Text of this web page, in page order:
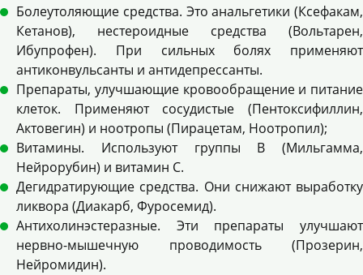
Болеутоляющие средства. Это анальгетики (Ксефакам,
Кетанов), нестероидные средства (Вольтарен,
Ибупрофен). При сильных болях применяют
антиконвульсанты и антидепрессанты.
Препараты, улучшающие кровообращение и питание
клеток. Применяют сосудистые (Пентоксифиллин,
Актовегин) и ноотропы (Пирацетам, Ноотропил);
Витамины. Используют группы В (Мильгамма,
Нейрорубин) и витамин С.
Дегидратирующие средства. Они снижают выработку
ликвора (Диакарб, Фуросемид).
Антихолинэстеразные. Эти препараты улучшают
нервно-мышечную проводимость (Прозерин,
Нейромидин).